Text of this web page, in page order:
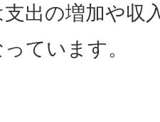
出の増加や収
ています。